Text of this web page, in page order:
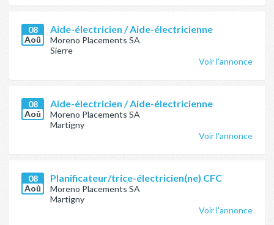
08
Aoû
Aide-électricien / Aide-électricienne
Moreno Placements SA
Sierre
Voir l'annonce
08
Aoû
Aide-électricien / Aide-électricienne
Moreno Placements SA
Martigny
Voir l'annonce
08
Aoû
Planificateur/trice-électricien(ne) CFC
Moreno Placements SA
Martigny
Voir l'annonce